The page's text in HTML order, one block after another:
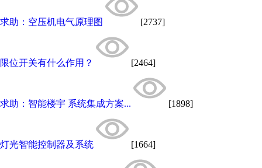
求助：空压机电气原理图 [2737]
限位开关有什么作用？ [2464]
求助：智能楼宇 系统集成方案... [1898]
灯光智能控制器及系统 [1664]